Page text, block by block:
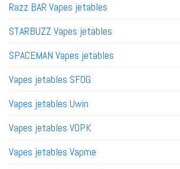
Razz BAR Vapes jetables
STARBUZZ Vapes jetables
SPACEMAN Vapes jetables
Vapes jetables SFOG
Vapes jetables Uwin
Vapes jetables VOPK
Vapes jetables Vapme